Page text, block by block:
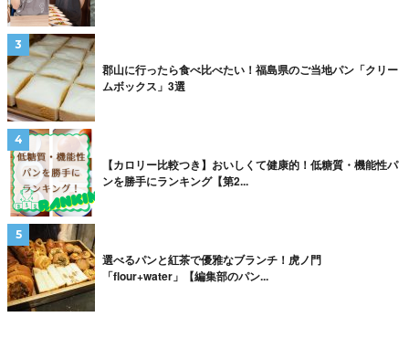
郡山に行ったら食べ比べたい！福島県のご当地パン「クリー
ムボックス」3選
【カロリー比較つき】おいしくて健康的！低糖質・機能性パ
ンを勝手にランキング【第2...
選べるパンと紅茶で優雅なブランチ！虎ノ門
「flour+water」【編集部のパン...